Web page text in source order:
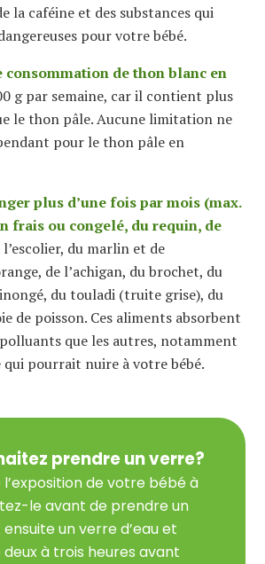
la caféine et des substances qui
pour votre bébé.
de thon blanc en
g par semaine, car il contient plus
le thon pâle. Aucune limitation ne
pour le thon pâle en
plus d’une fois par mois (max.
frais ou congelé, du requin, de
l’escolier, du marlin et de
de l’achigan, du brochet, du
du touladi (truite grise), du
de poisson. Ces aliments absorbent
que les autres, notamment
qui pourrait nuire à votre bébé.
prendre un verre?
l’exposition de votre bébé à
le avant de prendre un
un verre d’eau et
à trois heures avant